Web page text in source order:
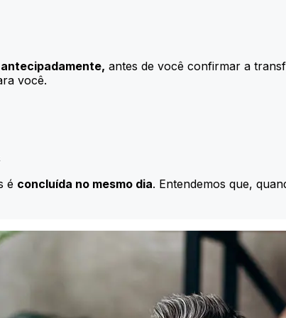
antes de você confirmar a
você.
é concluída no mesmo dia. Entendemos que,